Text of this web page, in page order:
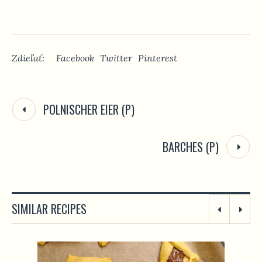
Zdieľať: Facebook Twitter Pinterest
POLNISCHER EIER (P)
BARCHES (P)
SIMILAR RECIPES